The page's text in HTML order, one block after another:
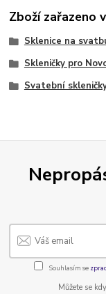
Zboží zařazeno
Sklenice na
Skleničky pro
Svatební
Souhlasím se
Můžete se